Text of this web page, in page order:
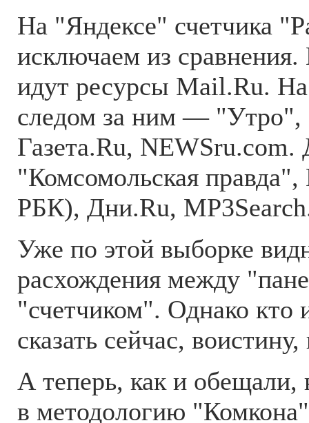
На "Яндексе" счетчика
исключаем из
идут ресурсы Mail.Ru.
следом за ним — "Утро",
Газета.Ru,
"Комсомольская правда",
РБК), Дни.Ru,
Уже по этой выборке
расхождения между
"счетчиком". Однако кто
сказать сейчас,
А теперь, как и обещали,
в методологию